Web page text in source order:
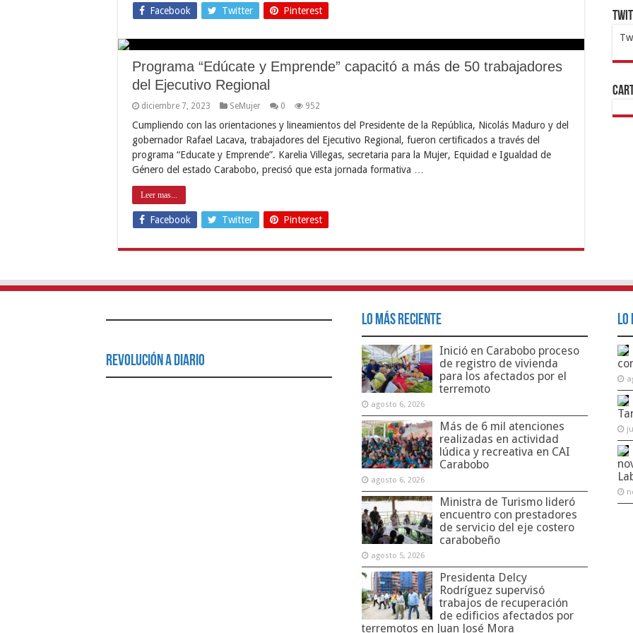
Facebook Twitter Pinterest
Programa “Edúcate y Emprende” capacitó a más de 50 trabajadores
del Ejecutivo Regional
diciembre 7, 2023 SeMujer 0 952
Cumpliendo con las orientaciones y lineamientos del Presidente de la República, Nicolás Maduro y del
gobernador Rafael Lacava, trabajadores del Ejecutivo Regional, fueron certificados a través del
programa “Educate y Emprende”. Karelia Villegas, secretaria para la Mujer, Equidad e Igualdad de
Género del estado Carabobo, precisó que esta jornada formativa …
Leer mas...
Facebook Twitter Pinterest
Revolución a Diario
Lo Más Reciente
Inició en Carabobo proceso
de registro de vivienda
para los afectados por el
terremoto
agosto 6, 2026
Más de 6 mil atenciones
realizadas en actividad
lúdica y recreativa en CAI
Carabobo
agosto 6, 2026
Ministra de Turismo lideró
encuentro con prestadores
de servicio del eje costero
carabobeño
agosto 5, 2026
Presidenta Delcy
Rodríguez supervisó
trabajos de recuperación
de edificios afectados por
terremotos en Juan José Mora